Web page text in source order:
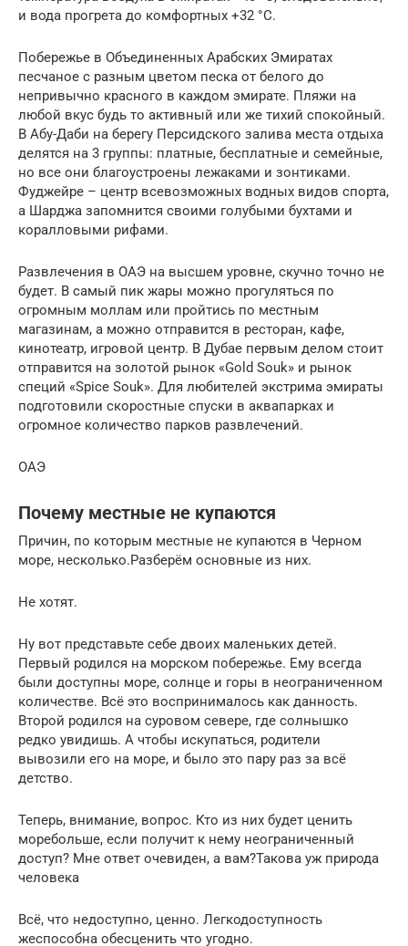
и вода прогрета до комфортных +32 °C.
Побережье в Объединенных Арабских Эмиратах
песчаное с разным цветом песка от белого до
непривычно красного в каждом эмирате. Пляжи на
любой вкус будь то активный или же тихий спокойный.
В Абу-Даби на берегу Персидского залива места отдыха
делятся на 3 группы: платные, бесплатные и семейные,
но все они благоустроены лежаками и зонтиками.
Фуджейре – центр всевозможных водных видов спорта,
а Шарджа запомнится своими голубыми бухтами и
коралловыми рифами.
Развлечения в ОАЭ на высшем уровне, скучно точно не
будет. В самый пик жары можно прогуляться по
огромным моллам или пройтись по местным
магазинам, а можно отправится в ресторан, кафе,
кинотеатр, игровой центр. В Дубае первым делом стоит
отправится на золотой рынок «Gold Souk» и рынок
специй «Spice Souk». Для любителей экстрима эмираты
подготовили скоростные спуски в аквапарках и
огромное количество парков развлечений.
ОАЭ
Почему местные не купаются
Причин, по которым местные не купаются в Черном
море, несколько.Разберём основные из них.
Не хотят.
Ну вот представьте себе двоих маленьких детей.
Первый родился на морском побережье. Ему всегда
были доступны море, солнце и горы в неограниченном
количестве. Всё это воспринималось как данность.
Второй родился на суровом севере, где солнышко
редко увидишь. А чтобы искупаться, родители
вывозили его на море, и было это пару раз за всё
детство.
Теперь, внимание, вопрос. Кто из них будет ценить
моребольше, если получит к нему неограниченный
доступ? Мне ответ очевиден, а вам?Такова уж природа
человека
Всё, что недоступно, ценно. Легкодоступность
жеспособна обесценить что угодно.